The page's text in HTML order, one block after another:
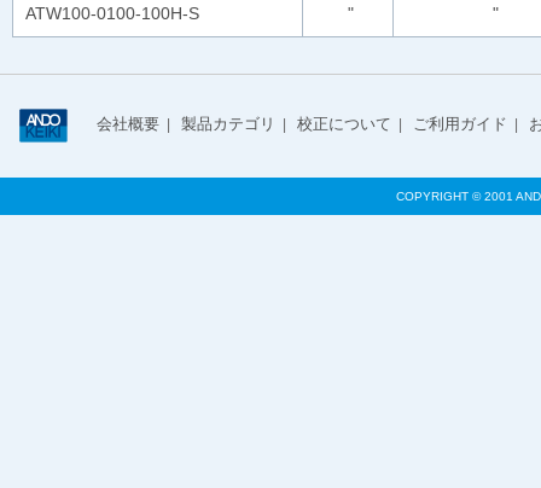
ATW100-0100-100H-S " "
会社概要 製品カテゴリ 校正について ご利用ガイド
COPYRIGHT © 2001